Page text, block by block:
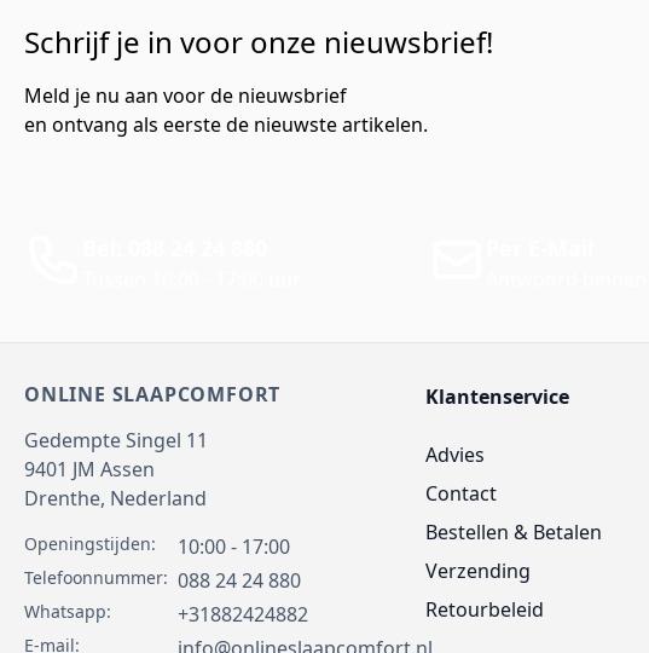
Schrijf je in voor onze nieuwsbrief!
Meld je nu aan voor de nieuwsbrief
en ontvang als eerste de nieuwste artikelen.
ONLINE SLAAPCOMFORT
Gedempte Singel 11
9401 JM Assen
Drenthe, Nederland
Openingstijden: 10:00 - 17:00
Telefoonnummer: 088 24 24 880
Whatsapp: +31882424882
E-mail: info@onlineslaapcomfort.nl
Klantenservice
Advies
Contact
Bestellen & Betalen
Verzending
Retourbeleid